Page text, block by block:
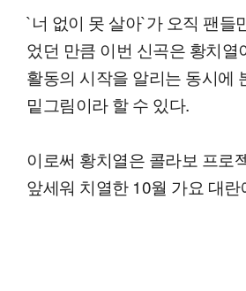
`너 없이 못 살아`가 오직 팬들
었던 만큼 이번 신곡은 황치열
활동의 시작을 알리는 동시에
밑그림이라 할 수 있다.
이로써 황치열은 콜라보 프로
앞세워 치열한 10월 가요 대